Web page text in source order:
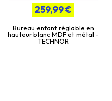
259,99 €
Bureau enfant réglable en
hauteur blanc MDF et métal -
TECHNOR